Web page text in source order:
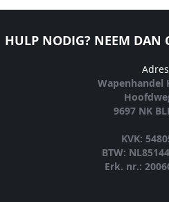
HULP NODIG? NEEM DAN
Adres
Wapenhandel
9697 NK
KVK:
BTW:
Erk. nr.: